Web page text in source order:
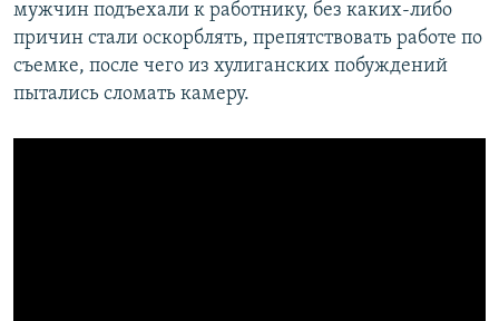
мужчин подъехали к работнику, без каких-либо
причин стали оскорблять, препятствовать работе по
съемке, после чего из хулиганских побуждений
пытались сломать камеру.